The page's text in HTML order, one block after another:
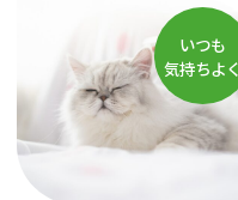
いつも
気持ちよく